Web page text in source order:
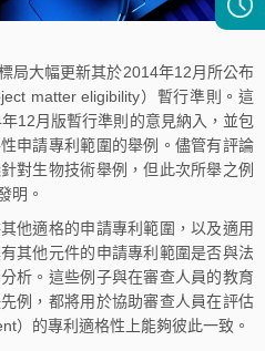
大幅更新其於2014年12月所公布
matter eligibility）暫行準則。這
12月版暫行準則的意見納入，並包
申請專利範圍的舉例。儘管有評論
對生物技術舉例，但此次所舉之例
明。
適格的申請專利範圍，以及適用
其他元件的申請專利範圍是否與法
析。這些例子與在審查人員的教育
例，都將用於協助審查人員在評估
）的專利適格性上能夠彼此一致。